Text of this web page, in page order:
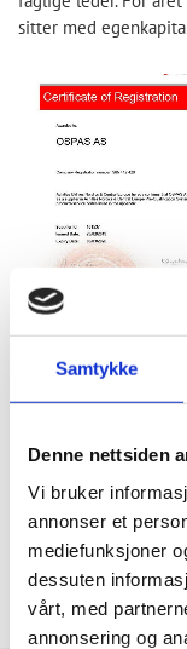
Samtykke
Denne nettsiden
Vi bruker
annonser et
mediefunksjoner
dessuten
vårt, med
annonsering og
sitter med